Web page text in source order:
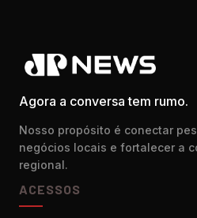
Agora a conversa tem rumo.
Nosso propósito é conectar
negócios locais e fortalecer a
regional.
ACESSOS